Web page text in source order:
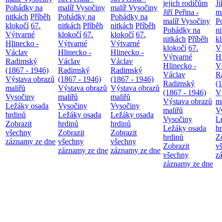
Pohádky na
nitkách Příběh
klokočí 67.
Výtvarné
Hlinecko -
Václav
Radimský
(1867 - 1946)
Výstava obrazů
maliřů
Vysočiny
Ležáky osada
hrdinů
Zobrazit
všechny
záznamy ze dne
malíř Vysočiny
Pohádky na
nitkách Příběh
klokočí 67.
Výtvarné
Hlinecko -
Václav
Radimský
(1867 - 1946)
Výstava obrazů
maliřů
Vysočiny
Ležáky osada
hrdinů
Zobrazit
všechny
záznamy ze dne
malíř Vysočiny
Pohádky na
nitkách Příběh
klokočí 67.
Výtvarné
Hlinecko -
Václav
Radimský
(1867 - 1946)
Výstava obrazů
maliřů
Vysočiny
Ležáky osada
hrdinů
Zobrazit
všechny
záznamy ze dne
jejich rodičům
Jiří Peřina -
malíř Vysočiny
Pohádky na
nitkách Příběh
klokočí 67.
Výtvarné
Hlinecko -
Václav
Radimský
(1867 - 1946)
Výstava obrazů
maliřů
Vysočiny
Ležáky osada
hrdinů
Zobrazit
všechny
záznamy ze dne